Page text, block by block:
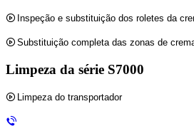
Inspeção e substituição dos roletes da
Substituição completa das zonas de
Limpeza da série S7000
Limpeza do transportador